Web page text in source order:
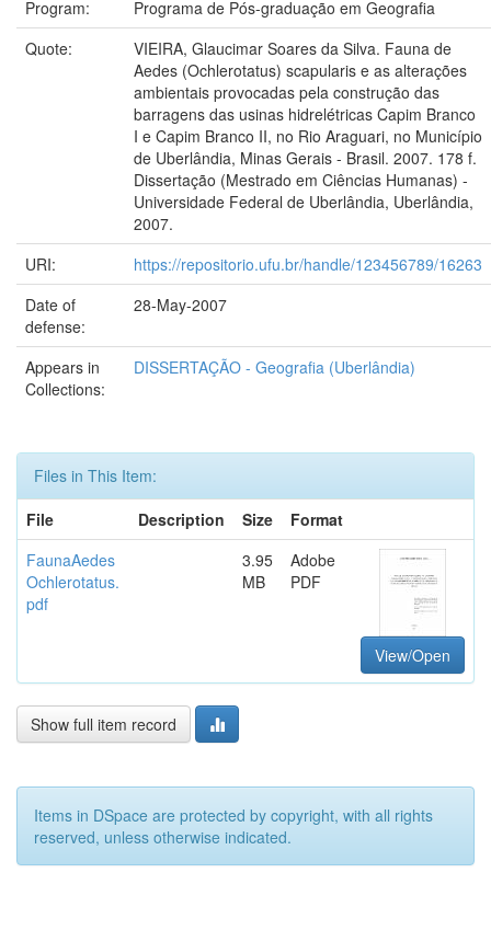
Program:
Programa de Pós-graduação em Geografia
Quote:
VIEIRA, Glaucimar Soares da Silva. Fauna de
Aedes (Ochlerotatus) scapularis e as alterações
ambientais provocadas pela construção das
barragens das usinas hidrelétricas Capim Branco
I e Capim Branco II, no Rio Araguari, no Município
de Uberlândia, Minas Gerais - Brasil. 2007. 178 f.
Dissertação (Mestrado em Ciências Humanas) -
Universidade Federal de Uberlândia, Uberlândia,
2007.
URI:
https://repositorio.ufu.br/handle/123456789/16263
Date of
defense:
28-May-2007
Appears in
Collections:
DISSERTAÇÃO - Geografia (Uberlândia)
Files in This Item:
File
Description Size
Format
FaunaAedes
Ochlerotatus.
pdf
3.95
MB
Adobe
PDF
View/Open
Show full item record
Items in DSpace are protected by copyright, with all rights
reserved, unless otherwise indicated.